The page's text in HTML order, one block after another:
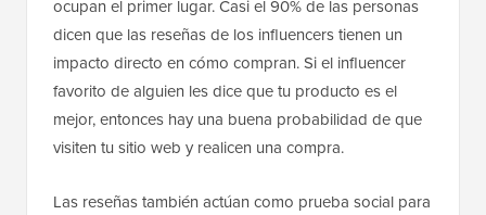
ocupan el primer lugar. Casi el 90% de las personas
dicen que las reseñas de los influencers tienen un
impacto directo en cómo compran. Si el influencer
favorito de alguien les dice que tu producto es el
mejor, entonces hay una buena probabilidad de que
visiten tu sitio web y realicen una compra.
Las reseñas también actúan como prueba social para